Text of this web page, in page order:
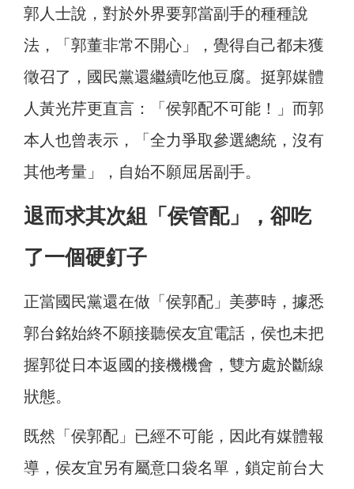
郭人士說，對於外界要郭當副手的種種說
法，「郭董非常不開心」，覺得自己都未獲
徵召了，國民黨還繼續吃他豆腐。挺郭媒體
人黃光芹更直言：「侯郭配不可能！」而郭
本人也曾表示，「全力爭取參選總統，沒有
其他考量」，自始不願屈居副手。
退而求其次組「侯管配」，卻吃
了一個硬釘子
正當國民黨還在做「侯郭配」美夢時，據悉
郭台銘始終不願接聽侯友宜電話，侯也未把
握郭從日本返國的接機機會，雙方處於斷線
狀態。
既然「侯郭配」已經不可能，因此有媒體報
導，侯友宜另有屬意口袋名單，鎖定前台大